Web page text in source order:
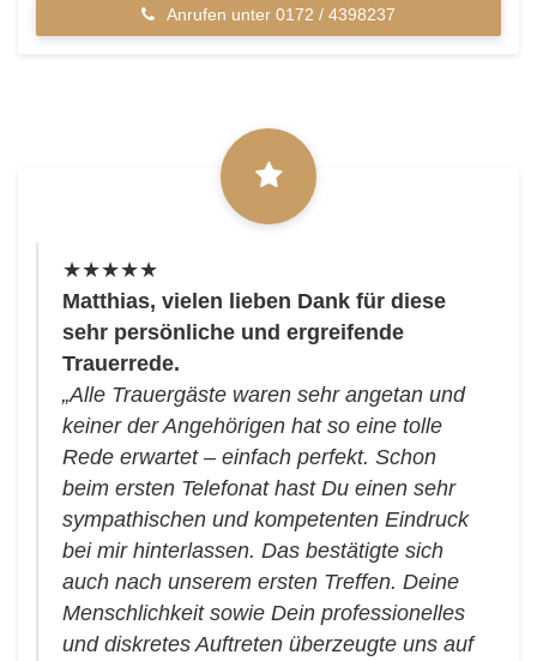
Anrufen unter 0172 / 4398237
★★★★★
Matthias, vielen lieben Dank für diese
sehr persönliche und ergreifende
Trauerrede.
„Alle Trauergäste waren sehr angetan und
keiner der Angehörigen hat so eine tolle
Rede erwartet – einfach perfekt. Schon
beim ersten Telefonat hast Du einen sehr
sympathischen und kompetenten Eindruck
bei mir hinterlassen. Das bestätigte sich
auch nach unserem ersten Treffen. Deine
Menschlichkeit sowie Dein professionelles
und diskretes Auftreten überzeugte uns auf